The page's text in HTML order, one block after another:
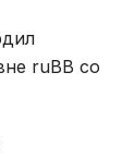
ruBB со